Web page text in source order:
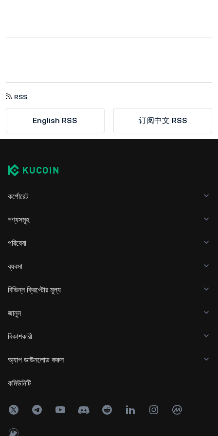
RSS
English RSS 订阅中文 RSS
কর্পোরেট
পণ্যসমূহ
পরিষেবা
ব্যবসা
বিভিন্ন ক্রিপ্টোর মূল্য
জানুন
বিকাশকারী
অ্যাপ ডাউনলোড করুন
কমিউনিটি